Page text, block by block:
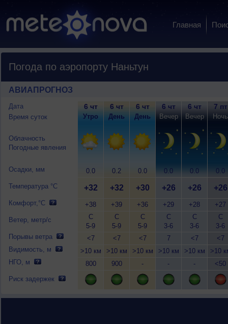
Главная
Погода по аэропорту Наньтун
АВИАПРОГНОЗ
Дата
Время суток
Облачность
Погодные явления
Осадки, мм
Температура °C
Комфорт,°C
Ветер, метр/с
Порывы ветра
Видимость, м
НГО, м
Риск задержек
6 чт
Утро
0.0
+32
+38
С
5-9
<7
>10 км
800
6 чт
День
0.2
+32
+39
С
5-9
<7
>10 км
900
6 чт
День
0.0
+30
+36
С
5-9
<7
>10 км
-
6 чт
Вечер
0.0
+26
+29
С
3-6
7
>10 км
-
6 чт
Вечер
0.0
+26
+28
С
3-6
<7
>10 км
-
7 пт
Ночь
0.0
+26
+27
С
3-6
<7
>10
<50